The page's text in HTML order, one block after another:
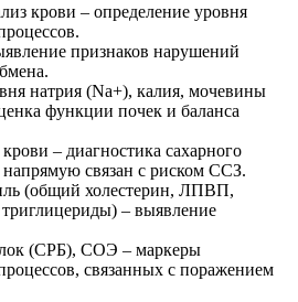
крови – определение уровня
признаков нарушений
натрия (Na+), калия, мочевины
функции почек и баланса
– диагностика сахарного
напрямую связан с риском ССЗ.
(общий холестерин, ЛПВП,
– выявление
(СРБ), СОЭ – маркеры
связанных с поражением